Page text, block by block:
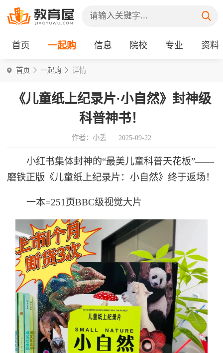
首页 一起购 信息 院校 专业 资料
首页 一起购 详情
《儿童纸上纪录片·小自然》封神级
科普神书！
作者：小丢 2025-09-22
小红书集体封神的“最美儿童科普天花板”——
磨铁正版《儿童纸上纪录片：小自然》终于返场！
一本=251页BBC级视觉大片